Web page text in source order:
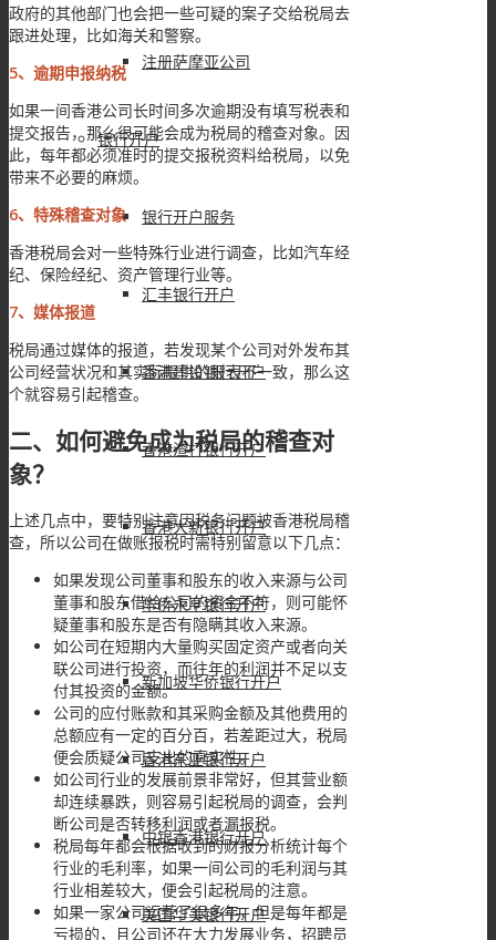
注册萨摩亚公司
银行开户
银行开户服务
汇丰银行开户
香港建设银行开户
香港渣打银行开户
香港大新银行开户
华侨永亨银行开户
新加坡华侨银行开户
香港东亚银行开户
中银香港银行开户
美国华美银行开户
政府的其他部门也会把一些可疑的案子交给税局去
跟进处理，比如海关和警察。
5、逾期申报纳税
如果一间香港公司长时间多次逾期没有填写税表和
提交报告，那么很可能会成为税局的稽查对象。因
此，每年都必须准时的提交报税资料给税局，以免
带来不必要的麻烦。
6、特殊稽查对象
香港税局会对一些特殊行业进行调查，比如汽车经
纪、保险经纪、资产管理行业等。
7、媒体报道
税局通过媒体的报道，若发现某个公司对外发布其
公司经营状况和其实际提供的报表不一致，那么这
个就容易引起稽查。
二、如何避免成为税局的稽查对
象？
上述几点中，要特别注意因税务问题被香港税局稽
查，所以公司在做账报税时需特别留意以下几点：
如果发现公司董事和股东的收入来源与公司
董事和股东借给公司的资金不符，则可能怀
疑董事和股东是否有隐瞒其收入来源。
如公司在短期内大量购买固定资产或者向关
联公司进行投资，而往年的利润并不足以支
付其投资的金额。
公司的应付账款和其采购金额及其他费用的
总额应有一定的百分百，若差距过大，税局
便会质疑公司支出的真实性。
如公司行业的发展前景非常好，但其营业额
却连续暴跌，则容易引起税局的调查，会判
断公司是否转移利润或者漏报税。
税局每年都会根据收到的财报分析统计每个
行业的毛利率，如果一间公司的毛利润与其
行业相差较大，便会引起税局的注意。
如果一家公司运营了很多年，但是每年都是
亏损的，且公司还在大力发展业务，招聘员